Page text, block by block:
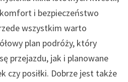
i bezpieczeństwo
wszystkim warto
plan podróży, który
przejazdu, jak i planowane
czy posiłki. Dobrze jest także